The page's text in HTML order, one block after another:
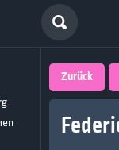
größte
für
Zurück